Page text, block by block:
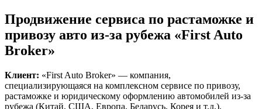
Продвижение сервиса по растаможке и
привозу авто из-за рубежа «First Auto
Broker»
Клиент: «First Auto Broker» — компания,
специализирующаяся на комплексном сервисе по привозу,
растаможке и юридическому оформлению автомобилей из-за
рубежа (Китай, США, Европа, Беларусь, Корея и т.д.).